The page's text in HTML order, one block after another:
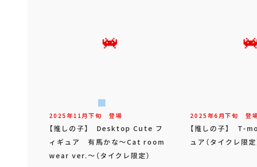
2025年11月下旬 登場
【推しの子】 Desktop Cute フ
ィギュア 有馬かな～Cat room
wear ver.～（タイクレ限定）
2025年6月下旬 登
【推しの子】 T-
ュア（タイクレ限定